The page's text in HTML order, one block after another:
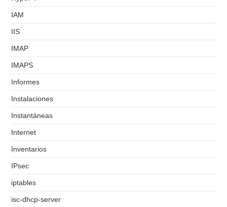
IAM
IIS
IMAP
IMAPS
Informes
Instalaciones
Instantáneas
Internet
Inventarios
IPsec
iptables
isc-dhcp-server